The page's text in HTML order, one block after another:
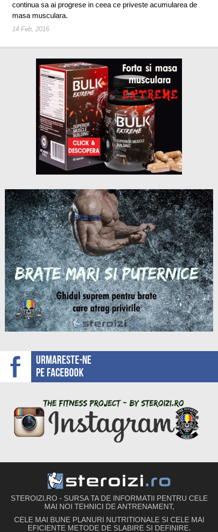
continua sa ai progrese in ceea ce priveste acumularea de
masa musculara.
14 Feb, 2016
Urmareste-ne
pe facebook
STEROIZI.RO - SURSA TA DE INFORMATII PENTRU CELE
MAI NOI TEHNICI DE ANTRENAMENT,
CELE MAI BUNE PLANURI NUTRITIONALE SI CELE MAI
EFICIENTE METODE DE SLABIRE SI DEFINIRE.